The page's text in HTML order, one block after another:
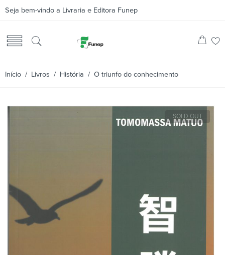
Seja bem-vindo a Livraria e Editora Funep
Início / Livros / História / O triunfo do conhecimento
SOLD OUT